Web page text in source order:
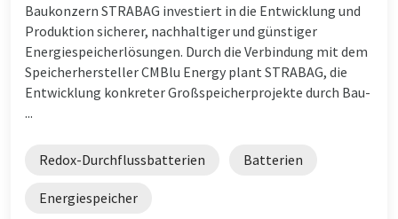
Baukonzern STRABAG investiert in die Entwicklung und
Produktion sicherer, nachhaltiger und günstiger
Energiespeicherlösungen. Durch die Verbindung mit dem
Speicherhersteller CMBlu Energy plant STRABAG, die
Entwicklung konkreter Großspeicherprojekte durch Bau-
...
Redox-Durchflussbatterien Batterien
Energiespeicher